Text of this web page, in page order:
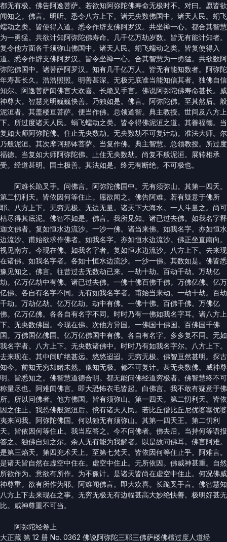
都无有极。佛告阿逸菩萨。若欲知阿弥陀佛寿命无极时不。对曰。愿皆欲
闻知之。佛言。明听。悉令八方上下。诸无央数佛国中。诸天人民。蜎飞
蠕动之类。皆使得入道。悉令作辟支佛阿罗汉。共坐禅一心。都合其智慧
为一勇猛。共欲计知阿弥陀佛寿命。几千亿万劫岁数。皆无有能计知者。
复令他方面各千须弥山佛国中。诸天人民。蜎飞蠕动之类。皆复使得入
道。悉令作辟支佛阿罗汉。皆令坐禅一心。合其智慧为一勇猛。共欲数阿
弥陀佛国中。诸菩萨阿罗汉。知有几千亿万人。皆无有能知数者。阿弥陀
年寿甚长久。浩浩照照。明善甚深。无极无底谁当能知信其者。独佛自信
知尔。阿逸菩萨闻佛言大欢喜。长跪叉手言。佛说阿弥陀佛寿命甚长。威
神尊大。智慧光明巍巍快善。乃独如是。佛言。阿弥陀佛。至其然后。般
泥洹者。其盖楼亘菩萨。便当作佛。总领道智。典主教授。世间及八方上
下。所过度诸天人民。蜎飞蠕动之类。皆令得佛泥洹之道。其善福德。当
复如大师阿弥陀佛。住止无央数劫。无央数劫不可复计劫。准法大师。尔
乃般泥洹。其次摩诃那钵菩萨。当复作佛。典主智慧。总领教授。所过度
福德。当复如大师阿弥陀佛。止住无央数劫。尚复不般泥洹。展转相承
受。经道甚明。国土极善。其法如是。终无有断绝。不可极也。
阿难长跪叉手。问佛言。阿弥陀佛国中。无有须弥山。其第一四天。
第二忉利天。皆依因何等住止。愿欲闻之。佛告阿难。若有疑意于佛所
耶。八方上下。无穷无极。无边无量。诸天下大海水。一人斗量之。尚可
枯尽得其底泥。佛智不如是。佛言。我所见知。诸已过去佛。如我名字释
迦文佛者。复如恒水边流沙。一沙一佛。诸当来佛。如我名字。亦如恒水
边流沙。甫始欲求作佛者。如我名字。亦如恒水边流沙。佛正坐直南向。
视见南方。今现在佛。如我名字者。复如恒水边流沙。八方上下。去来现
在诸佛。如我名字者。各如十恒水边流沙。一沙一佛。其数如是。佛皆悉
豫见知之。佛言。往昔过去无数劫已来。一劫十劫。百劫千劫。万劫亿
劫。亿万亿劫中有佛。诸已过去佛。一佛十佛百佛千佛。万佛亿佛。亿万
亿佛。各自有名字不同。无有如我名字者。甫始当来劫。一劫十劫。百劫
千劫。万劫亿劫。亿万亿劫。劫中有佛。一佛十佛。百佛千佛。万佛亿
佛。亿万亿佛。各各自有名字不同。时时乃有一佛如我名字耳。诸八方上
下。无央数佛国。今现在佛。次他方异国。一佛国十佛国。百佛国千佛
国。万佛国亿佛国。亿万亿佛国中有佛。各自有名字。多多复不同。无如
我名字者。八方上下。无央数诸佛中。时时乃有如我名字尔。八方上下。
去来现在。其中间旷绝甚远。悠悠迢迢。无穷无极。佛智亘然甚明。探古
知今。前知无穷却睹未然。豫知无极。都不可复计。甚无央数佛。威神尊
明。皆悉知之。佛智慧道德合明。都无能问佛经道穷极者。佛智慧终不可
称量尽也。阿难闻佛言。即大恐怖衣毛皆起。白佛言。我不敢有疑意于佛
所。所以问佛者。他方佛国。皆有须弥山。第一四天。第二忉利天。皆依
因之住止。我恐佛般泥洹后。傥有诸天人民。若比丘僧比丘尼优婆塞优婆
夷来问我。阿弥陀佛国。何以独无有须弥山。其第一四天王。第二忉利
天。皆依因何等住止。我当应答之。今不问佛者。佛去后。当持何等语报
答之。独佛自知之尔。余人无有能为我解者。以是故问佛耳。佛言阿难。
是第三焰天。第四兜术天上。至第七梵天。皆依因何等住止乎。阿难言。
是诸天皆自然在虚空中住在。虚空中住止。无所依因。佛威神甚重。自然
所欲作为。意欲有所作。为不豫计。是诸天皆尚在虚空中住止。何况佛威
神尊重。欲有所作为耶。阿难闻佛言。即大欢喜。长跪叉手言。佛智慧知
八方上下去来现在之事。无穷无极无有边幅甚高大妙绝快善。极明好甚无
比。威神尊重不可当。
阿弥陀经卷上
大正藏 第 12 册 No. 0362 佛说阿弥陀三耶三佛萨楼佛檀过度人道经